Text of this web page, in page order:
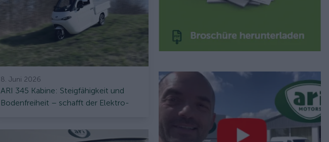
8. Juni 2026
ARI 345 Kabine: Steigfähigkeit und
Bodenfreiheit – schafft der Elektro-